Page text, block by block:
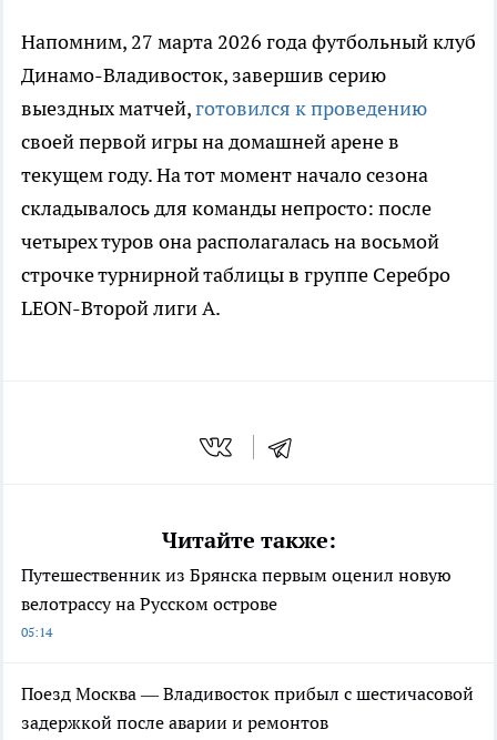
Напомним, 27 марта 2026 года футбольный клуб
Динамо-Владивосток, завершив серию
выездных матчей,готовился к проведению
своей первой игры на домашней арене в
текущем году. На тот момент начало сезона
складывалось для команды непросто: после
четырех туров она располагалась на восьмой
строчке турнирной таблицы в группе Серебро
LEON-Второй лиги А.
Читайте также:
Путешественник из Брянска первым оценил новую
велотрассу на Русском острове
05:14
Поезд Москва — Владивосток прибыл с шестичасовой
задержкой после аварии и ремонтов